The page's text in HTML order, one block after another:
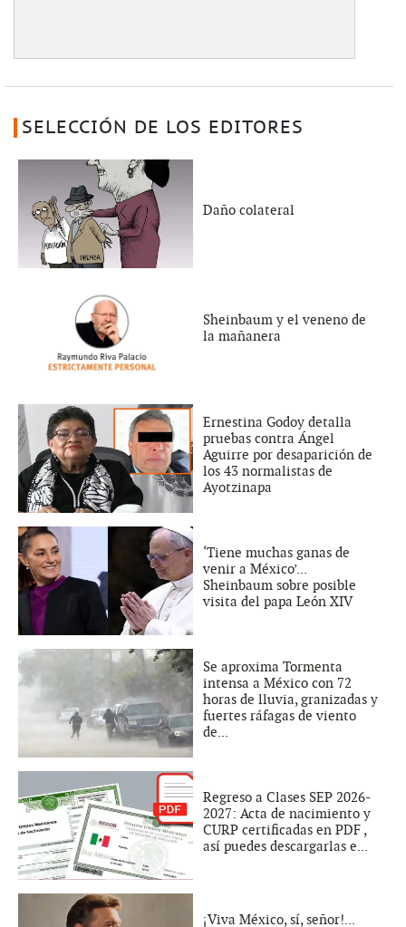
SELECCIÓN DE LOS EDITORES
Daño colateral
Sheinbaum y el veneno de
la mañanera
Ernestina Godoy detalla
pruebas contra Ángel
Aguirre por desaparición de
los 43 normalistas de
Ayotzinapa
‘Tiene muchas ganas de
venir a México’...
Sheinbaum sobre posible
visita del papa León XIV
Se aproxima Tormenta
intensa a México con 72
horas de lluvia, granizadas y
fuertes ráfagas de viento
de...
Regreso a Clases SEP 2026-
2027: Acta de nacimiento y
CURP certificadas en PDF ,
así puedes descargarlas e...
¡Viva México, sí, señor!...